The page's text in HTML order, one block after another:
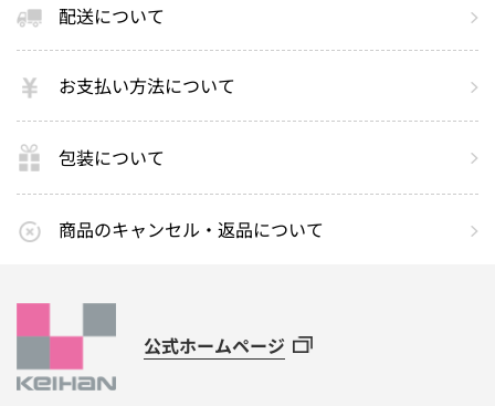
配送について
お支払い方法について
包装について
商品のキャンセル・返品について
公式ホームページ